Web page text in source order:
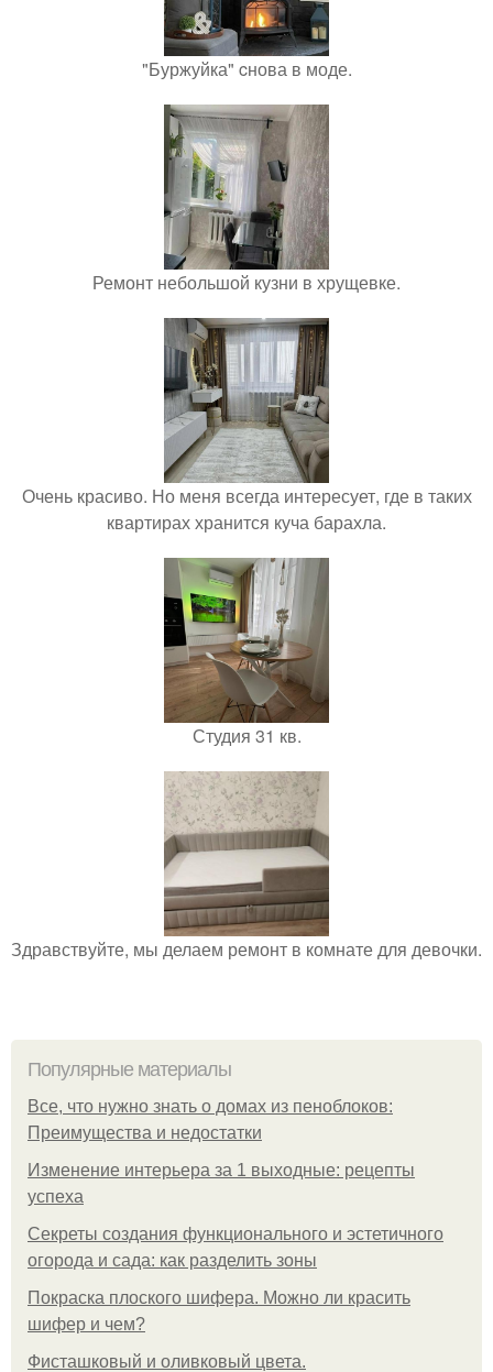
"Буржуйка" cнова в моде.
Ремонт небольшой кузни в хрущевке.
Очень красиво. Но меня всегда интересует, где в таких
квартирах хранится куча барахла.
Студия 31 кв.
Здравствуйте, мы делаем ремонт в комнате для девочки.
Популярные материалы
Все, что нужно знать о домах из пеноблоков:
Преимущества и недостатки
Изменение интерьера за 1 выходные: рецепты
успеха
Секреты создания функционального и эстетичного
огорода и сада: как разделить зоны
Покраска плоского шифера. Можно ли красить
шифер и чем?
Фисташковый и оливковый цвета.